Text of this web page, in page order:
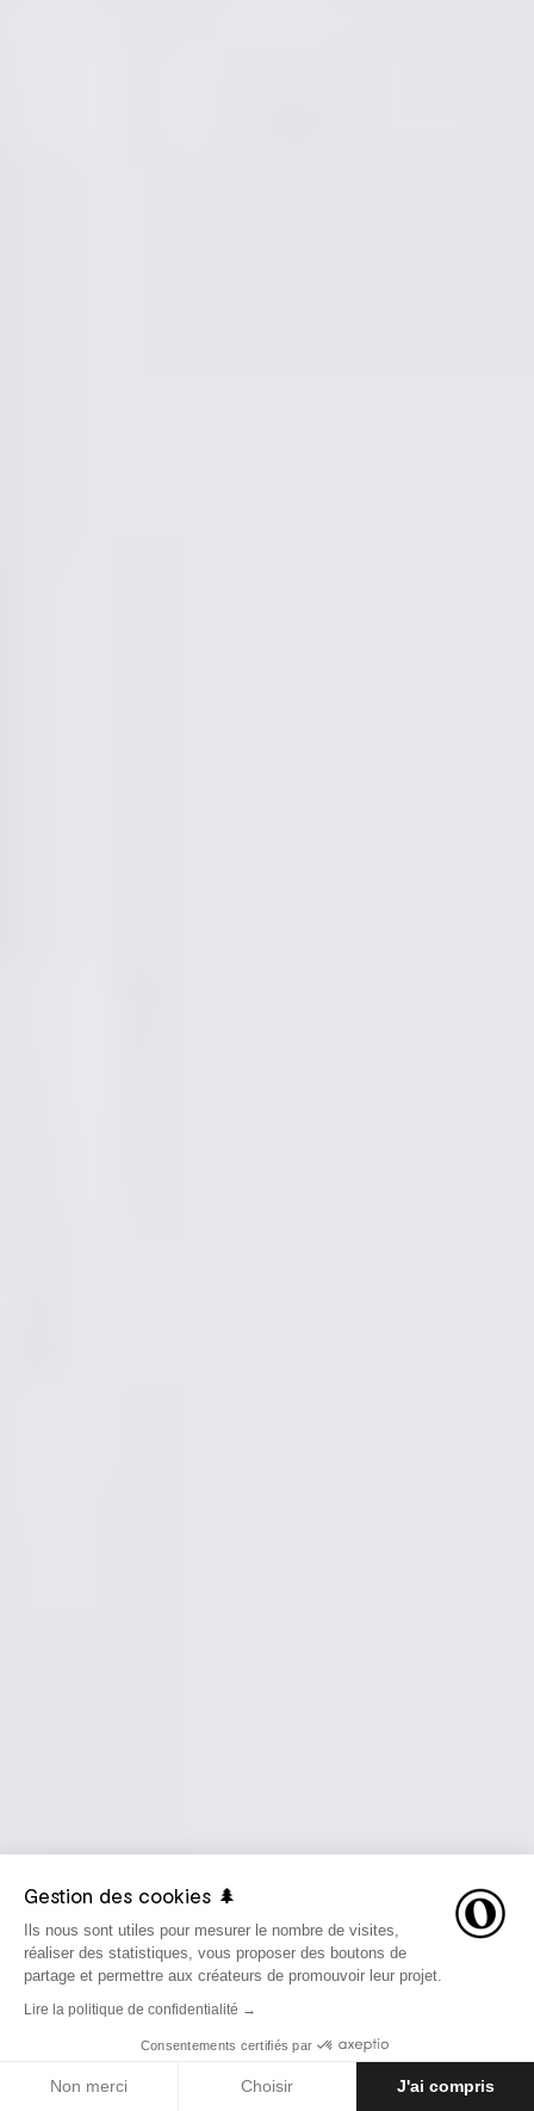
LE 14 SEPTEMBRE 2020 AVENTURES
Gestion des cookies 🌲
Ils nous sont utiles pour mesurer le nombre de visites,
réaliser des statistiques, vous proposer des boutons de
partage et permettre aux créateurs de promouvoir leur projet.
Lire la politique de confidentialité →
Consentements certifiés par
Non merci Choisir J'ai compris